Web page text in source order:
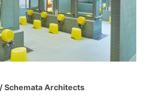
/ Schemata Architects